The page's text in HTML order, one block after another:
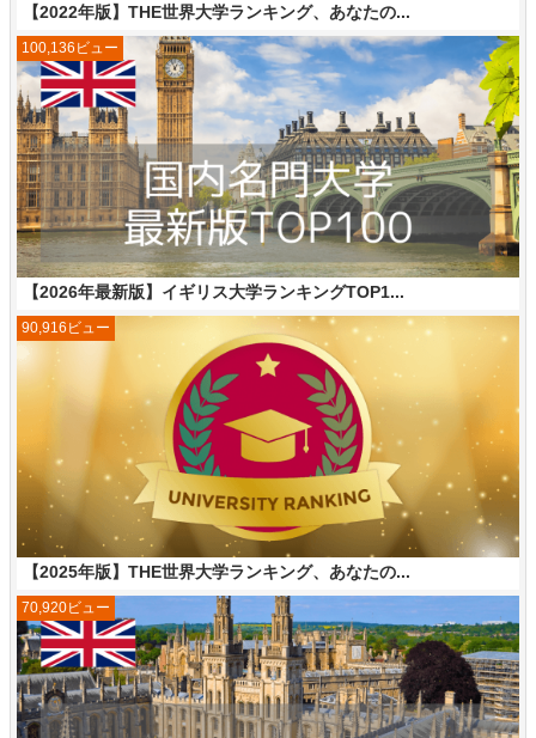
【2022年版】THE世界大学ランキング、あなたの...
【2026年最新版】イギリス大学ランキングTOP1...
100,136ビュー
【2025年版】THE世界大学ランキング、あなたの...
90,916ビュー
70,920ビュー